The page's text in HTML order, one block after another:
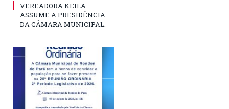
VEREADORA KEILA
ASSUME A PRESIDÊNCIA
DA CÂMARA MUNICIPAL.